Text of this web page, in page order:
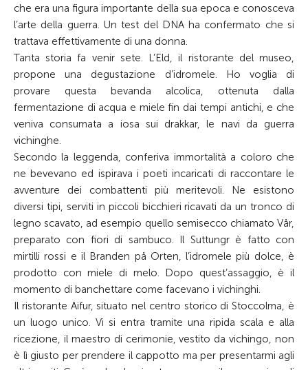
che era una figura importante della sua epoca e conosceva
l’arte della guerra. Un test del DNA ha confermato che si
trattava effettivamente di una donna.
Tanta storia fa venir sete. L’Eld, il ristorante del museo,
propone una degustazione d’idromele. Ho voglia di
provare questa bevanda alcolica, ottenuta dalla
fermentazione di acqua e miele fin dai tempi antichi, e che
veniva consumata a iosa sui drakkar, le navi da guerra
vichinghe.
Secondo la leggenda, conferiva immortalità a coloro che
ne bevevano ed ispirava i poeti incaricati di raccontare le
avventure dei combattenti più meritevoli. Ne esistono
diversi tipi, serviti in piccoli bicchieri ricavati da un tronco di
legno scavato, ad esempio quello semisecco chiamato Vår,
preparato con fiori di sambuco. Il Suttungr è fatto con
mirtilli rossi e il Branden på Orten, l’idromele più dolce, è
prodotto con miele di melo. Dopo quest’assaggio, è il
momento di banchettare come facevano i vichinghi.
Il ristorante Aifur, situato nel centro storico di Stoccolma, è
un luogo unico. Vi si entra tramite una ripida scala e alla
ricezione, il maestro di cerimonie, vestito da vichingo, non
è lì giusto per prendere il cappotto ma per presentarmi agli